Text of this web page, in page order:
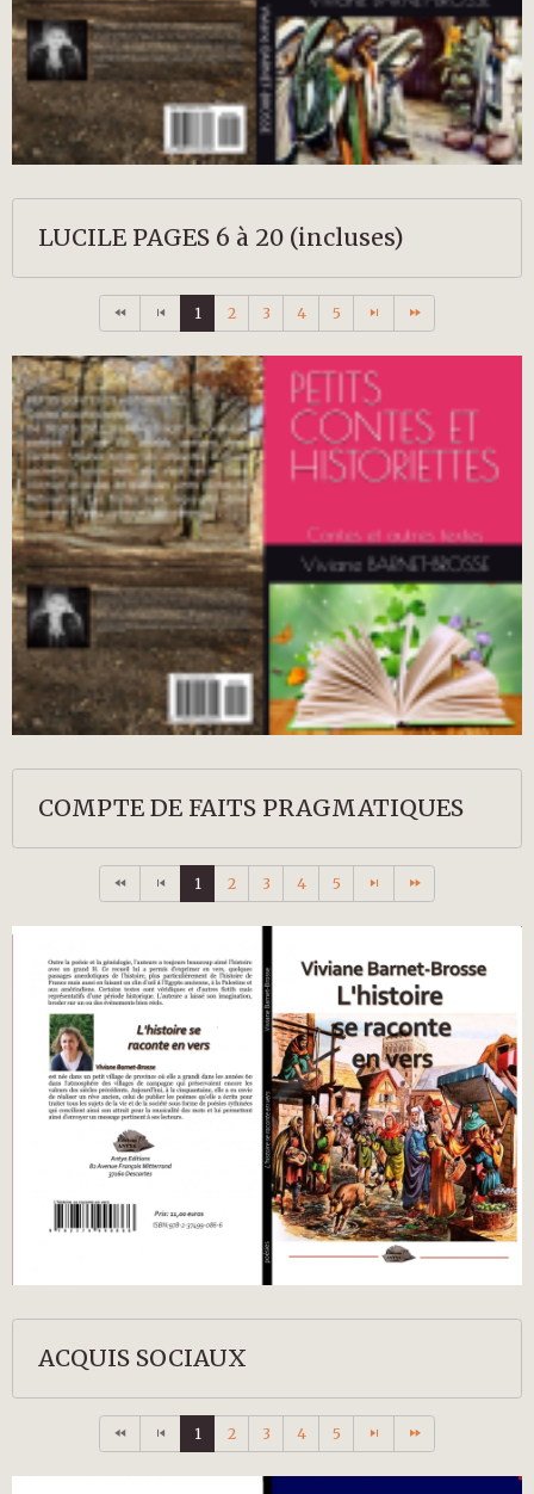
LUCILE PAGES 6 à 20 (incluses)
1 2 3 4 5
COMPTE DE FAITS PRAGMATIQUES
1 2 3 4 5
ACQUIS SOCIAUX
1 2 3 4 5